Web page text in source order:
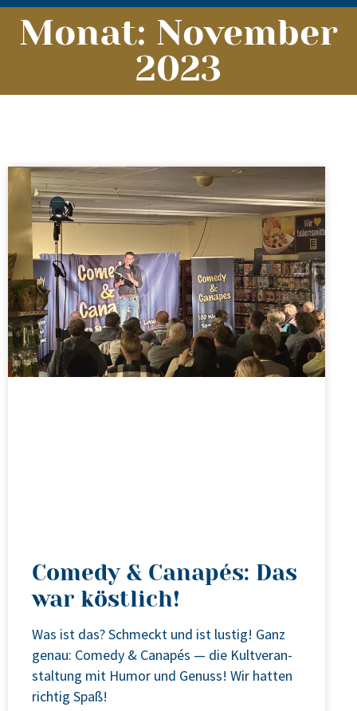
Monat: November
2023
Comedy & Canapés: Das
war köstlich!
Was ist das? Schmeckt und ist lus­tig! Ganz
genau: Come­dy & Cana­pés — die Kult­ver­an­
stal­tung mit Humor und Genuss! Wir hat­ten
rich­tig Spaß!